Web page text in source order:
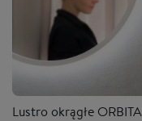
Lustro okrągłe